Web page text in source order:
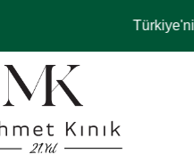
Türkiye'nin Her